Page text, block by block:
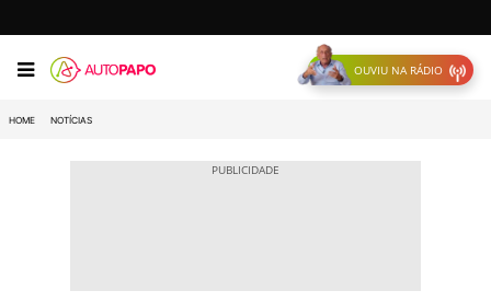
OUVIU NA RÁDIO
HOME NOTÍCIAS